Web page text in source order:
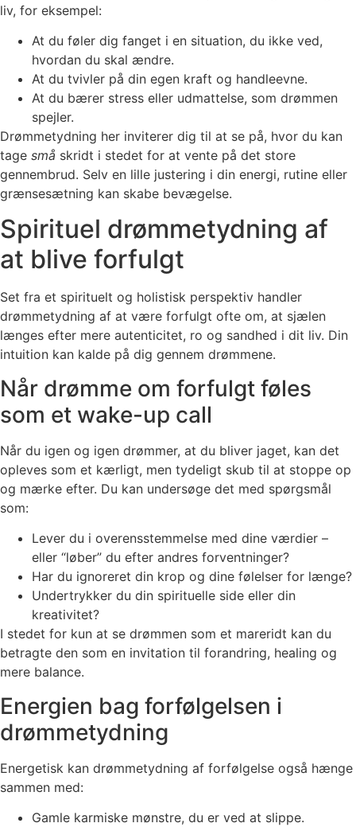
liv, for eksempel:
At du føler dig fanget i en situation, du ikke ved,
hvordan du skal ændre.
At du tvivler på din egen kraft og handleevne.
At du bærer stress eller udmattelse, som drømmen
spejler.
Drømmetydning her inviterer dig til at se på, hvor du kan
tage små skridt i stedet for at vente på det store
gennembrud. Selv en lille justering i din energi, rutine eller
grænsesætning kan skabe bevægelse.
Spirituel drømmetydning af
at blive forfulgt
Set fra et spirituelt og holistisk perspektiv handler
drømmetydning af at være forfulgt ofte om, at sjælen
længes efter mere autenticitet, ro og sandhed i dit liv. Din
intuition kan kalde på dig gennem drømmene.
Når drømme om forfulgt føles
som et wake-up call
Når du igen og igen drømmer, at du bliver jaget, kan det
opleves som et kærligt, men tydeligt skub til at stoppe op
og mærke efter. Du kan undersøge det med spørgsmål
som:
Lever du i overensstemmelse med dine værdier –
eller “løber” du efter andres forventninger?
Har du ignoreret din krop og dine følelser for længe?
Undertrykker du din spirituelle side eller din
kreativitet?
I stedet for kun at se drømmen som et mareridt kan du
betragte den som en invitation til forandring, healing og
mere balance.
Energien bag forfølgelsen i
drømmetydning
Energetisk kan drømmetydning af forfølgelse også hænge
sammen med:
Gamle karmiske mønstre, du er ved at slippe.